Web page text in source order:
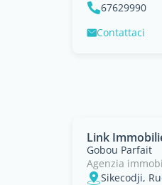
67629990
Contattaci
Link
Gobou Parfait
Agenzia
Sikecodji,